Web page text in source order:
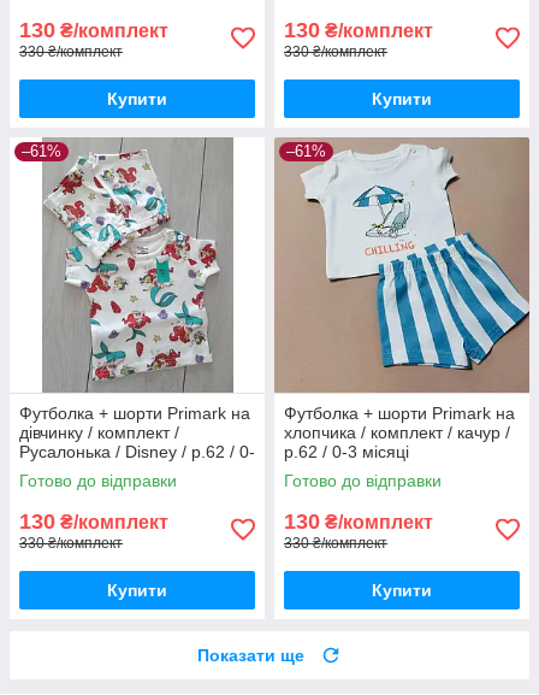
130 ₴/комплект
330 ₴/комплект
Купити
130 ₴/комплект
330 ₴/комплект
Купити
–61%
Футболка + шорти Primark на
дівчинку / комплект /
Русалонька / Disney / р.62 / 0-
3 місяці / більшомір
Готово до відправки
130 ₴/комплект
330 ₴/комплект
Купити
–61%
Футболка + шорти Primark на
хлопчика / комплект / качур /
р.62 / 0-3 місяці
Готово до відправки
130 ₴/комплект
330 ₴/комплект
Купити
Показати ще